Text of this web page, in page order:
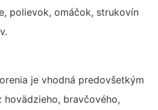
polievok, omáčok, strukovín
je vhodná predovšetkým
hovädzieho, bravčového,